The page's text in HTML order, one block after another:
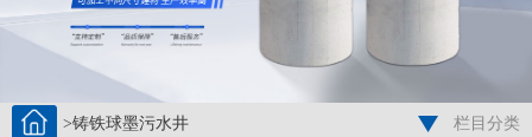
>铸铁球墨污水井 栏目分类